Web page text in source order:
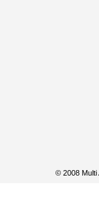
© 2008